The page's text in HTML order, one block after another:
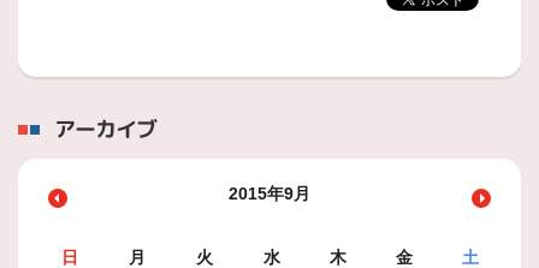
アーカイブ
2015年9月
日 月 火 水 木 金 土